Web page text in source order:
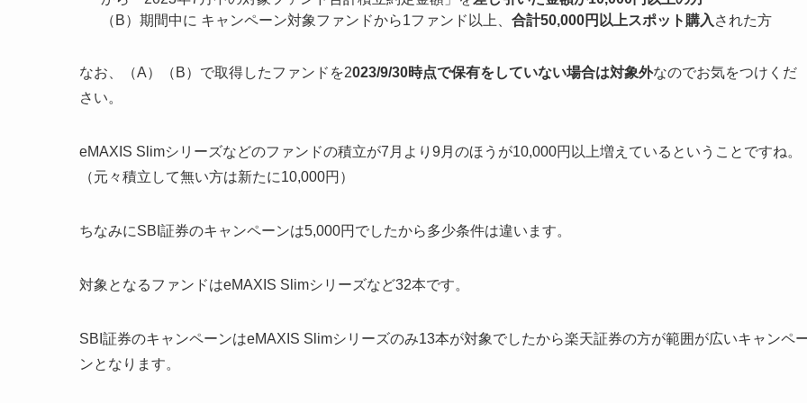
（B）期間中に キャンペーン対象ファンドから1ファンド以上、 合計50,000円以上スポット購入 された方
なお、（A）（B）で取得したファンドを2023/9/30時点で保有をしていない場合は対象外なのでお気をつけくだ
さい。
eMAXIS Slimシリーズなどのファンドの積立が7月より9月のほうが10,000円以上増えているということですね。
（元々積立して無い方は新たに10,000円）
ちなみにSBI証券のキャンペーンは5,000円でしたから多少条件は違います。
対象となるファンドはeMAXIS Slimシリーズなど32本です。
SBI証券のキャンペーンはeMAXIS Slimシリーズのみ13本が対象でしたから楽天証券の方が範囲が広いキャンペ
ンとなります。